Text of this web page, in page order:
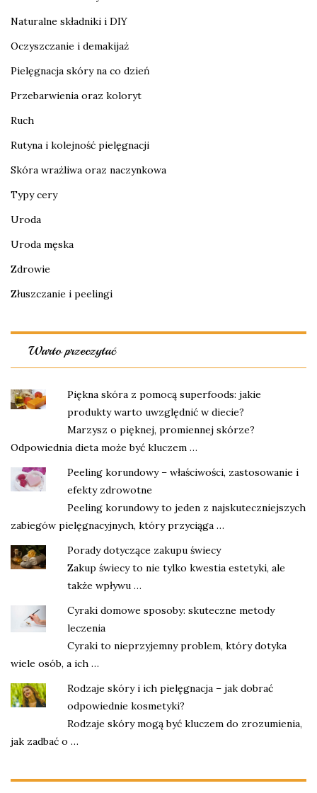
Naturalne składniki i DIY
Oczyszczanie i demakijaż
Pielęgnacja skóry na co dzień
Przebarwienia oraz koloryt
Ruch
Rutyna i kolejność pielęgnacji
Skóra wrażliwa oraz naczynkowa
Typy cery
Uroda
Uroda męska
Zdrowie
Złuszczanie i peelingi
Warto przeczytać
Piękna skóra z pomocą superfoods: jakie
produkty warto uwzględnić w diecie?
Marzysz o pięknej, promiennej skórze?
Odpowiednia dieta może być kluczem …
Peeling korundowy – właściwości, zastosowanie i
efekty zdrowotne
Peeling korundowy to jeden z najskuteczniejszych
zabiegów pielęgnacyjnych, który przyciąga …
Porady dotyczące zakupu świecy
Zakup świecy to nie tylko kwestia estetyki, ale
także wpływu …
Cyraki domowe sposoby: skuteczne metody
leczenia
Cyraki to nieprzyjemny problem, który dotyka
wiele osób, a ich …
Rodzaje skóry i ich pielęgnacja – jak dobrać
odpowiednie kosmetyki?
Rodzaje skóry mogą być kluczem do zrozumienia,
jak zadbać o …